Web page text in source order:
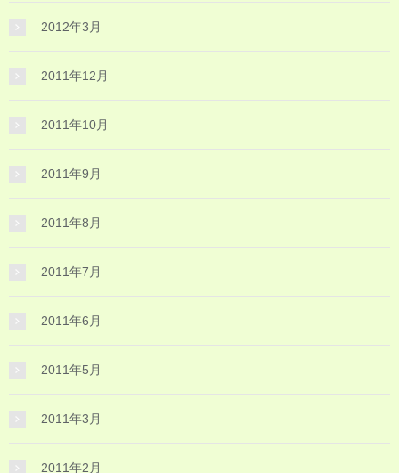
2012年3月
2011年12月
2011年10月
2011年9月
2011年8月
2011年7月
2011年6月
2011年5月
2011年3月
2011年2月